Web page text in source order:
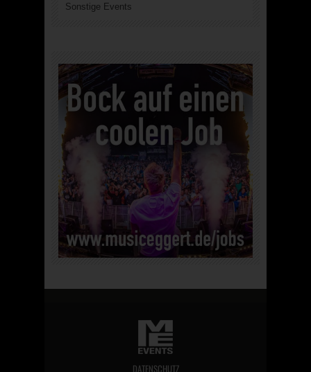
Sonstige Events
DATENSCHUTZ